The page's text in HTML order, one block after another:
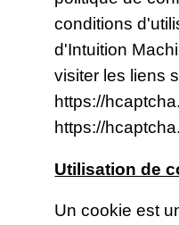
conditions
d'Intuition
visiter les liens
https://
https://
Utilisation de
Un cookie est